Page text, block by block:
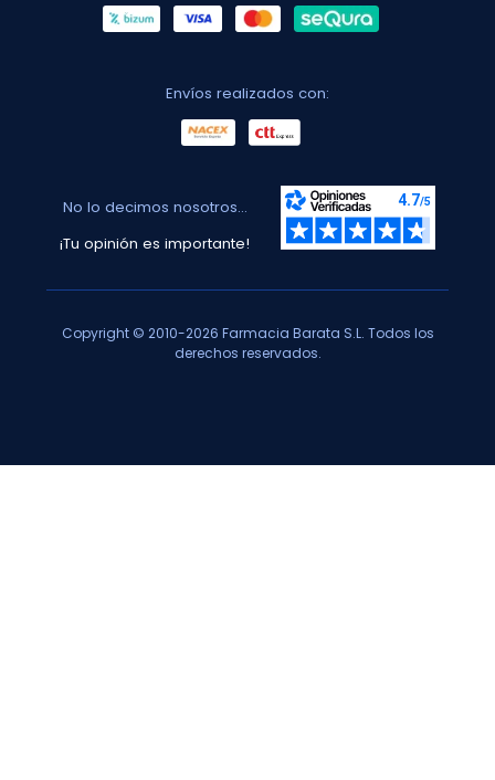
Envíos realizados con:
No lo decimos nosotros...
¡Tu opinión es importante!
Copyright © 2010-2026 Farmacia Barata S.L. Todos los
derechos reservados.